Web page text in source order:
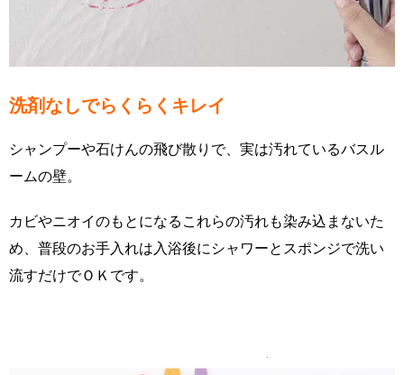
洗剤なしでらくらくキレイ
シャンプーや石けんの飛び散りで、実は汚れているバスル
ームの壁。
カビやニオイのもとになるこれらの汚れも染み込まないた
め、普段のお手入れは入浴後にシャワーとスポンジで洗い
流すだけでＯＫです。